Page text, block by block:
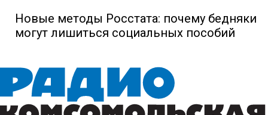
Новые методы Росстата: почему бедняки
могут лишиться социальных пособий